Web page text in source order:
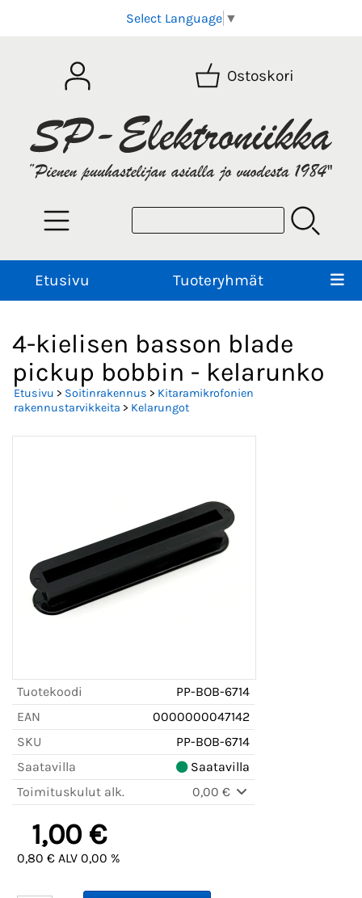
Select Language ▼
Ostoskori
Etusivu Tuoteryhmät
4-kielisen basson blade
pickup bobbin - kelarunko
Etusivu > Soitinrakennus > Kitaramikrofonien
rakennustarvikkeita > Kelarungot
Tuotekoodi
PP-BOB-6714
EAN
0000000047142
SKU
PP-BOB-6714
Saatavilla
Saatavilla
Toimituskulut alk.
0,00 €
1,00 €
0,80 € ALV 0,00 %